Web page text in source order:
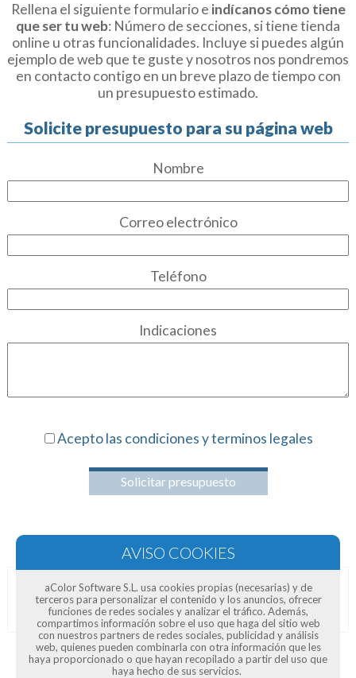
Rellena el siguiente formulario e indícanos cómo tiene
que ser tu web: Número de secciones, si tiene tienda
online u otras funcionalidades. Incluye si puedes algún
ejemplo de web que te guste y nosotros nos pondremos
en contacto contigo en un breve plazo de tiempo con
un presupuesto estimado.
Solicite presupuesto para su página web
Nombre
Correo electrónico
Teléfono
Indicaciones
Acepto las condiciones y terminos legales
Solicitar presupuesto
Opiniones de clientes
aColor Software S.L. usa cookies propias (necesarias) y de
terceros para personalizar el contenido y los anuncios, ofrecer
funciones de redes sociales y analizar el tráfico. Además,
compartimos información sobre el uso que haga del sitio web
con nuestros partners de redes sociales, publicidad y análisis
web, quienes pueden combinarla con otra información que les
haya proporcionado o que hayan recopilado a partir del uso que
haya hecho de sus servicios.